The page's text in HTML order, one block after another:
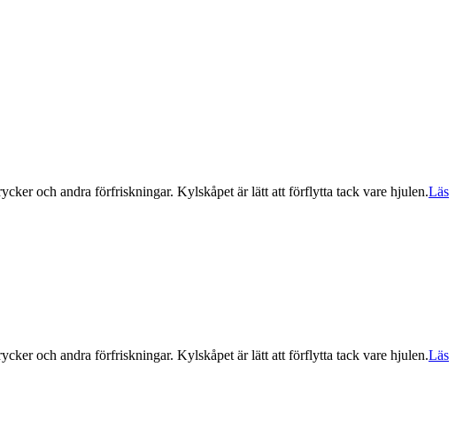
och andra förfriskningar. Kylskåpet är lätt att förflytta tack vare hjulen.Läs
och andra förfriskningar. Kylskåpet är lätt att förflytta tack vare hjulen.Läs